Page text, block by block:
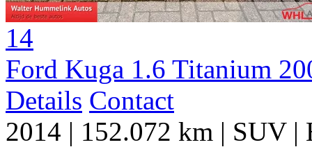
14
Ford Kuga 1.6 Titanium
Details Contact
2014 | 152.072 km | SUV|